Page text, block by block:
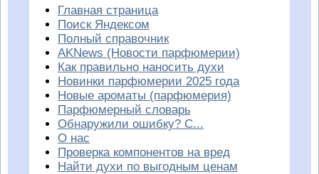
Главная страница
Поиск Яндексом
Полный справочник
AKNews (Новости парфюмерии)
Как правильно наносить духи
Новинки парфюмерии 2025 года
Новые ароматы (парфюмерия)
Парфюмерный словарь
Обнаружили ошибку? С...
О нас
Проверка компонентов на вред
Найти духи по выгодным ценам